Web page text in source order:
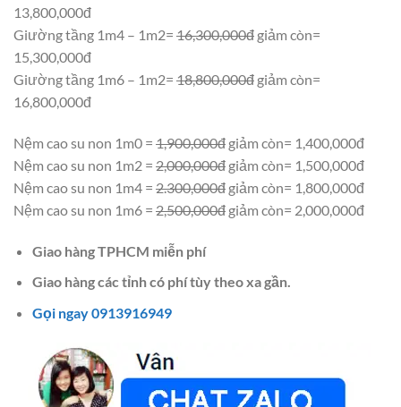
13,800,000đ
Giường tầng 1m4 – 1m2= 16,300,000đ giảm còn=
15,300,000đ
Giường tầng 1m6 – 1m2= 18,800,000đ giảm còn=
16,800,000đ
Nệm cao su non 1m0 = 1,900,000đ giảm còn= 1,400,000đ
Nệm cao su non 1m2 = 2,000,000đ giảm còn= 1,500,000đ
Nệm cao su non 1m4 = 2.300,000đ giảm còn= 1,800,000đ
Nệm cao su non 1m6 = 2,500,000đ giảm còn= 2,000,000đ
Giao hàng TPHCM miễn phí
Giao hàng các tỉnh có phí tùy theo xa gần.
Gọi ngay 0913916949